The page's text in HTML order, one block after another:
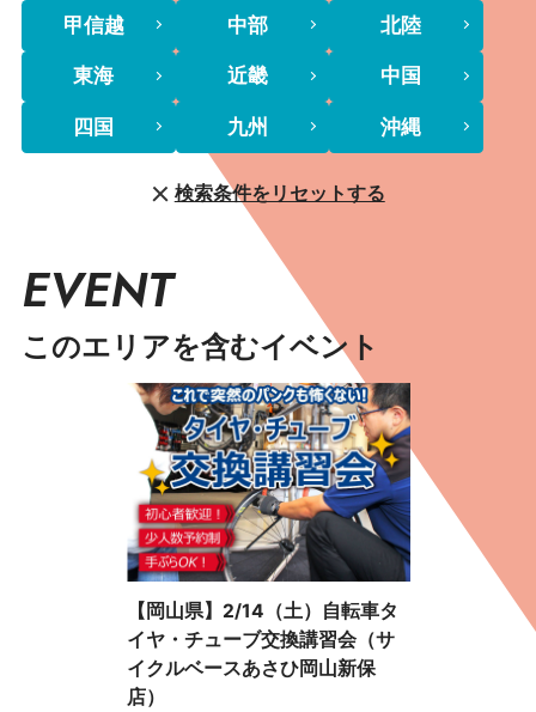
甲信越 中部 北陸
東海 近畿 中国
四国 九州 沖縄
検索条件をリセットする
EVENT
このエリアを含むイベント
【岡山県】2/14（土）自転車タ
イヤ・チューブ交換講習会（サ
イクルベースあさひ岡山新保
店）